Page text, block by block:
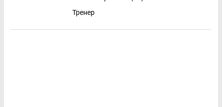
Тренер